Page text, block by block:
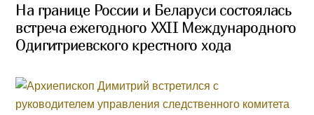
На границе России и Беларуси состоялась
встреча ежегодного XXII Международного
Одигитриевского крестного хода